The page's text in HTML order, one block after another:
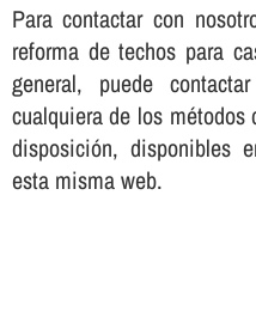
Para contactar con
reforma de techos para
general, puede
cualquiera de los métodos
disposición, disponibles
esta misma web.